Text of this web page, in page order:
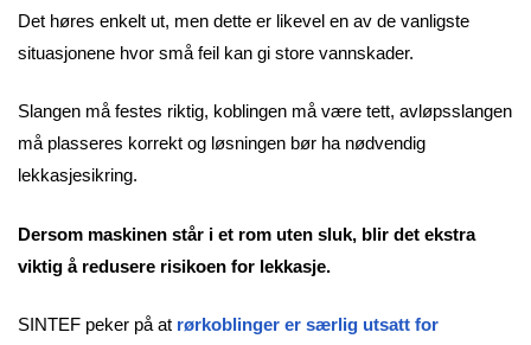
Det høres enkelt ut, men dette er likevel en av de vanligste
situasjonene hvor små feil kan gi store vannskader.
Slangen må festes riktig, koblingen må være tett, avløpsslangen
må plasseres korrekt og løsningen bør ha nødvendig
lekkasjesikring.
Dersom maskinen står i et rom uten sluk, blir det ekstra
viktig å redusere risikoen for lekkasje.
SINTEF peker på at rørkoblinger er særlig utsatt for